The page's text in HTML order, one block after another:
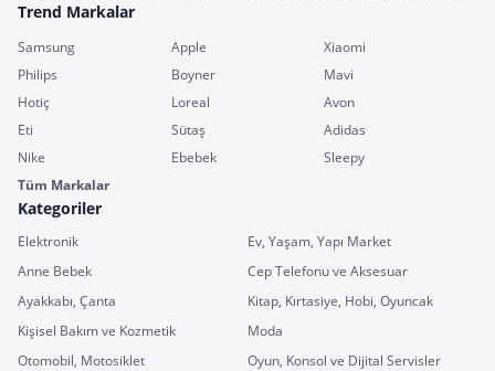
Trend Markalar
Samsung Apple
Xiaomi
Philips
Boyner
Mavi
Hotiç
Loreal
Avon
Eti
Sütaş
Adidas
Nike
Ebebek
Sleepy
Tüm Markalar
Kategoriler
Elektronik
Ev, Yaşam, Yapı Market
Anne Bebek
Cep Telefonu ve Aksesuar
Ayakkabı, Çanta
Kitap, Kırtasiye, Hobi, Oyuncak
Kişisel Bakım ve Kozmetik
Moda
Otomobil, Motosiklet
Oyun, Konsol ve Dijital Servisler